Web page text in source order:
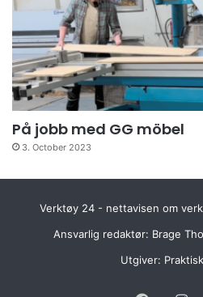
På jobb med GG möbel
3. October 2023
Verktøy 24 - nettavisen om
Ansvarlig redaktør: Brage
Utgiver: